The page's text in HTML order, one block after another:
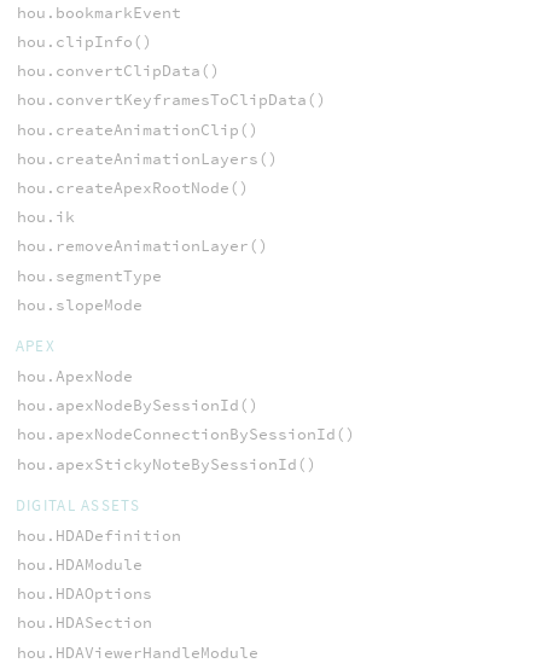
hou.bookmarkEvent
hou.clipInfo()
hou.convertClipData()
hou.convertKeyframesToClipData()
hou.createAnimationClip()
hou.createAnimationLayers()
hou.createApexRootNode()
hou.ik
hou.removeAnimationLayer()
hou.segmentType
hou.slopeMode
APEX
hou.ApexNode
hou.apexNodeBySessionId()
hou.apexNodeConnectionBySessionId()
hou.apexStickyNoteBySessionId()
DIGITAL ASSETS
hou.HDADefinition
hou.HDAModule
hou.HDAOptions
hou.HDASection
hou.HDAViewerHandleModule